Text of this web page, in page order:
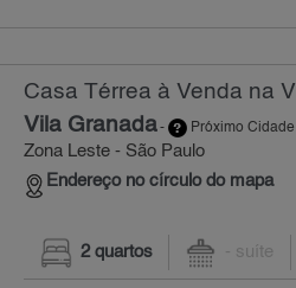
Casa Térrea à Venda na
Vila Granada- Próximo
Zona Leste - São Paulo
Endereço no círculo do mapa
2 quartos - suíte